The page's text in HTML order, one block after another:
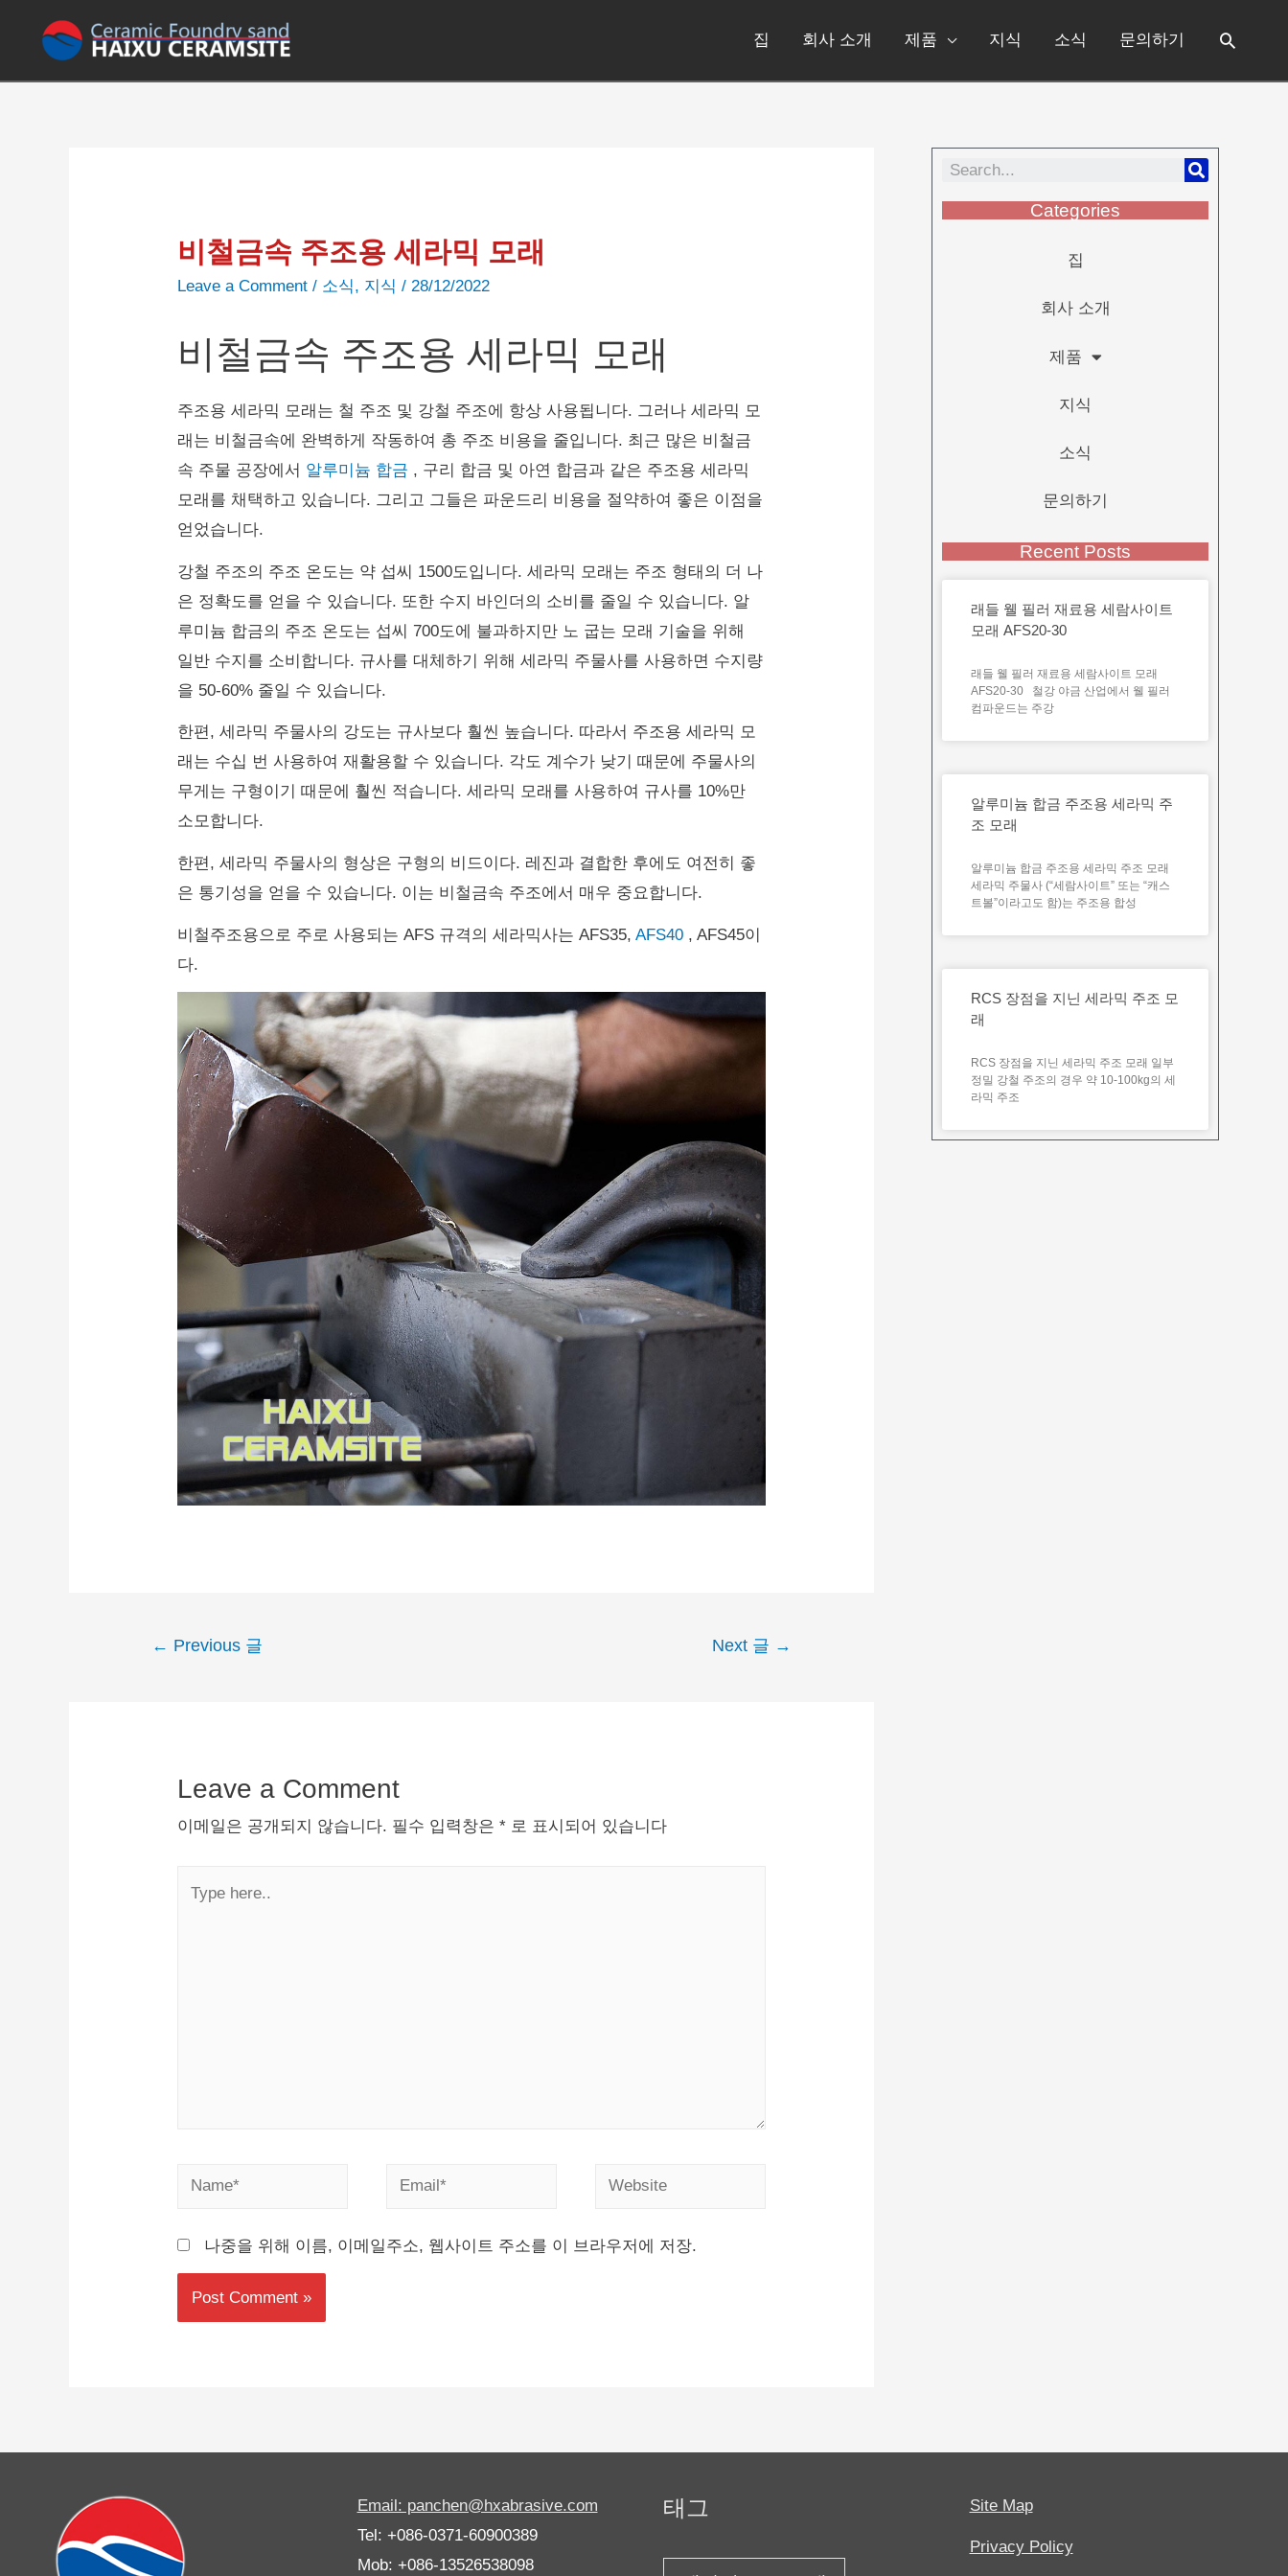
집 회사 소개 제품 지식 소식 문의하기
비철금속 주조용 세라믹 모래
Leave a Comment / 소식, 지식 / 28/12/2022
비철금속 주조용 세라믹 모래
주조용 세라믹 모래는 철 주조 및 강철 주조에 항상 사용됩니다. 그러나 세라믹 모
래는 비철금속에 완벽하게 작동하여 총 주조 비용을 줄입니다. 최근 많은 비철금
속 주물 공장에서 알루미늄 합금 , 구리 합금 및 아연 합금과 같은 주조용 세라믹
모래를 채택하고 있습니다. 그리고 그들은 파운드리 비용을 절약하여 좋은 이점을
얻었습니다.
강철 주조의 주조 온도는 약 섭씨 1500도입니다.세라믹 모래는 주조 형태의 더 나
은 정확도를 얻을 수 있습니다. 또한 수지 바인더의 소비를 줄일 수 있습니다. 알
루미늄 합금의 주조 온도는 섭씨 700도에 불과하지만 노 굽는 모래 기술을 위해
일반 수지를 소비합니다. 규사를 대체하기 위해 세라믹 주물사를 사용하면 수지량
을 50-60% 줄일 수 있습니다.
한편, 세라믹 주물사의 강도는 규사보다 훨씬 높습니다. 따라서 주조용 세라믹 모
래는 수십 번 사용하여 재활용할 수 있습니다. 각도 계수가 낮기 때문에 주물사의
무게는 구형이기 때문에 훨씬 적습니다.세라믹 모래를 사용하여 규사를 10%만
소모합니다.
한편, 세라믹 주물사의 형상은 구형의 비드이다. 레진과 결합한 후에도 여전히 좋
은 통기성을 얻을 수 있습니다. 이는 비철금속 주조에서 매우 중요합니다.
비철주조용으로 주로 사용되는 AFS 규격의 세라믹사는 AFS35,AFS40 , AFS45이
다.
← Previous 글 Next 글 →
Leave a Comment
이메일은 공개되지 않습니다. 필수 입력창은* 로 표시되어 있습니다
나중을 위해 이름, 이메일주소, 웹사이트 주소를 이 브라우저에 저장.
Categories
집
회사 소개
제품
지식
소식
문의하기
Recent Posts
래들 웰 필러 재료용 세람사이트
모래 AFS20-30
래들 웰 필러 재료용 세람사이트 모래
AFS20-30 철강 야금 산업에서 웰 필러
컴파운드는 주강
알루미늄 합금 주조용 세라믹 주
조 모래
알루미늄 합금 주조용 세라믹 주조 모래
세라믹 주물사 (“세람사이트” 또는 “캐스
트볼”이라고도 함)는 주조용 합성
RCS 장점을 지닌 세라믹 주조 모
래
RCS 장점을 지닌 세라믹 주조 모래 일부
정밀 강철 주조의 경우 약 10-100kg의 세
라믹 주조
Email: panchen@hxabrasive.com
Tel: +086-0371-60900389
Mob: +086-13526538098
태그 Site Map
Privacy Policy